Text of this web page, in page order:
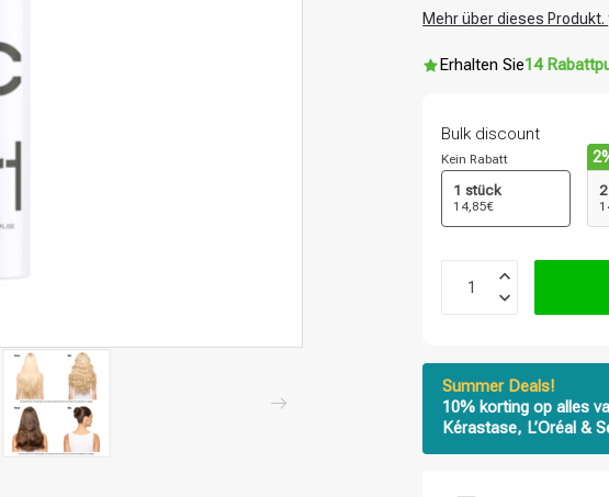
Mehr über dieses Produkt.
Erhalten Sie14
Bulk discount
Kein Rabatt
1 stück
14,85€
Summer Deals!
10% korting op alles
Kérastase, L’Oréal &